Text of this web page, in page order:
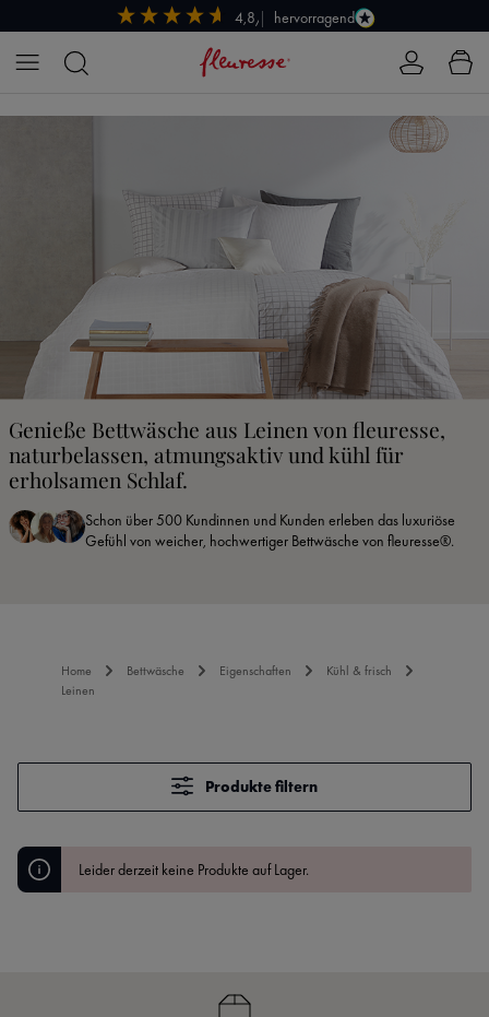
Zum Hauptinhalt springen hervorragend
4,8/5
Genieße Bettwäsche aus Leinen von fleuresse,
naturbelassen, atmungsaktiv und kühl für
erholsamen Schlaf.
Schon über 500 Kundinnen und Kunden erleben das luxuriöse
Gefühl von weicher, hochwertiger Bettwäsche von fleuresse®.
Home Bettwäsche Eigenschaften
Kühl & frisch
Leinen
Produkte filtern
Leider derzeit keine Produkte auf Lager.